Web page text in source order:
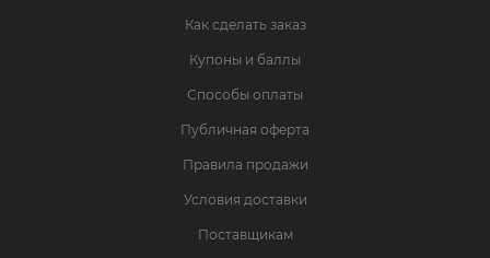
Как сделать заказ
Купоны и баллы
Способы оплаты
Публичная оферта
Правила продажи
Условия доставки
Поставщикам